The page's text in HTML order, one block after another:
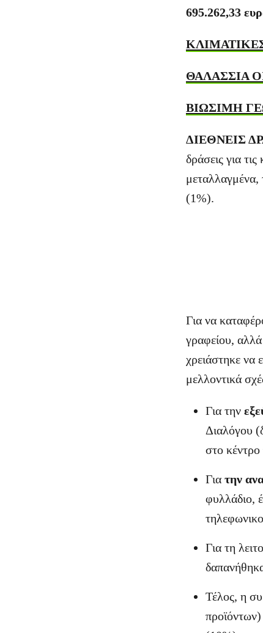
695.262,33
ΘΑΛΑΣΣΙΑ
ΒΙΩΣΙΜΗ
ΔΙΕΘΝΕΙΣ
δράσεις για
μεταλλαγμένα,
(1%).
Για να
γραφείου, αλλά
χρειάστηκε να
μελλοντικά
Για την
Διαλόγου
στο
Για την
φυλλάδιο,
Για τη
Τέλος, η
προϊόντων)